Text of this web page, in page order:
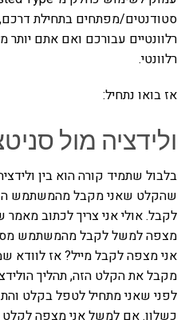
סטודנטים/מפתחים בתחילת דרכם,
רלוונטיים עבורכם ואם אתם יותר
רלוונטי.
אז בואו נתחיל:
ולידציה מול
בלבול שתמיד קורה הוא בין
שהקלט שאני מקבל מהמשתמש
לקבל. אולי אני צריך לכתוב
מצפה למשל לקבל מהמשתמש
אני מצפה לקבל מייל? אז לוודא
מקבל את הקלט הזה, תהליך
לפני שאני מתחיל לטפל בקלט
כשלון. אם למשל אני מצפה